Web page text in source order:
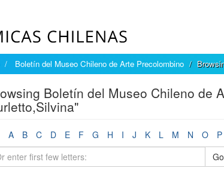
Boletín del Museo Chileno de Arte Precolombino
Boletín del Museo Chileno de
A B C D E F G H I J K L M N O P
Go